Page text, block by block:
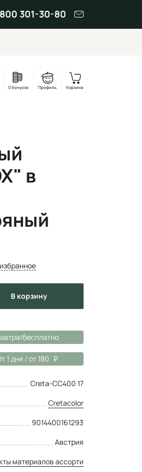
301-30-80
0 бонусов Профиль Корзина
в
в корзину
бесплатно
1 дня / от 180
Creta-CC400 17
Cretacolor
9014400161293
Австрия
материалов ассорти